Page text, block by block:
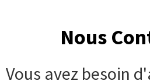
Nous
Vous avez besoin